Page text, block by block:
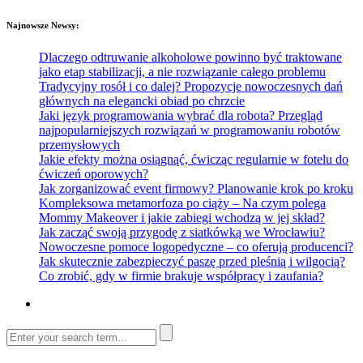
Najnowsze Newsy:
Dlaczego odtruwanie alkoholowe powinno być traktowane
jako etap stabilizacji, a nie rozwiązanie całego problemu
Tradycyjny rosół i co dalej? Propozycje nowoczesnych dań
głównych na elegancki obiad po chrzcie
Jaki język programowania wybrać dla robota? Przegląd
najpopularniejszych rozwiązań w programowaniu robotów
przemysłowych
Jakie efekty można osiągnąć, ćwicząc regularnie w fotelu do
ćwiczeń oporowych?
Jak zorganizować event firmowy? Planowanie krok po kroku
Kompleksowa metamorfoza po ciąży – Na czym polega
Mommy Makeover i jakie zabiegi wchodzą w jej skład?
Jak zacząć swoją przygodę z siatkówką we Wrocławiu?
Nowoczesne pomoce logopedyczne – co oferują producenci?
Jak skutecznie zabezpieczyć paszę przed pleśnią i wilgocią?
Co zrobić, gdy w firmie brakuje współpracy i zaufania?